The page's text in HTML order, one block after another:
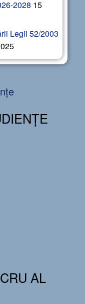
2028 15
Legii 52/2003
AL